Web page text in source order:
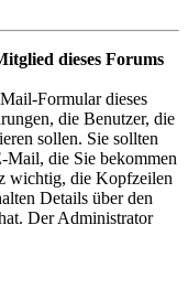
dieses Forums
Formular dieses
die Benutzer, die
sollen. Sie sollten
Mail, die Sie bekommen
wichtig, die Kopfzeilen
Details über den
Der Administrator